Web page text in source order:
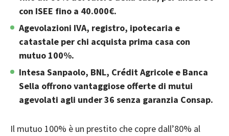
con ISEE fino a 40.000€.
Agevolazioni IVA, registro, ipotecaria e
catastale per chi acquista prima casa con
mutuo 100%.
Intesa Sanpaolo, BNL, Crédit Agricole e Banca
Sella offrono vantaggiose offerte di mutui
agevolati agli under 36 senza garanzia Consap.
Il mutuo 100% è un prestito che copre dall’80% al